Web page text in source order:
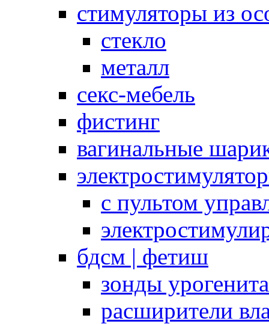
стимуляторы из
стекло
металл
секс-мебель
фистинг
вагинальные
с пультом
бдсм | фетиш
зонды
расширители